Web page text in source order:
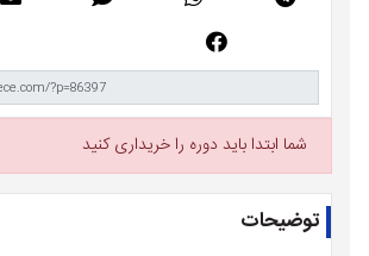
شما ابتدا باید دوره را خریداری کنید
توضیحات